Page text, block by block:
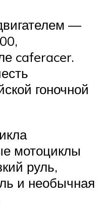
—
caferacer.
гоночной
мотоциклы
руль,
и необычная